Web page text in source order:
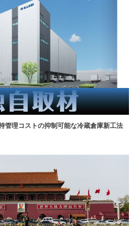
管理コストの抑制可能な冷蔵倉庫新工法